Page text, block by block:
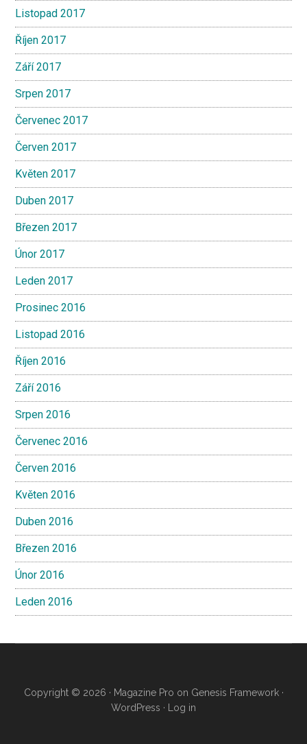
Listopad 2017
Říjen 2017
Září 2017
Srpen 2017
Červenec 2017
Červen 2017
Květen 2017
Duben 2017
Březen 2017
Únor 2017
Leden 2017
Prosinec 2016
Listopad 2016
Říjen 2016
Září 2016
Srpen 2016
Červenec 2016
Červen 2016
Květen 2016
Duben 2016
Březen 2016
Únor 2016
Leden 2016
Copyright © 2026 · Magazine Pro on Genesis Framework·
WordPress · Log in